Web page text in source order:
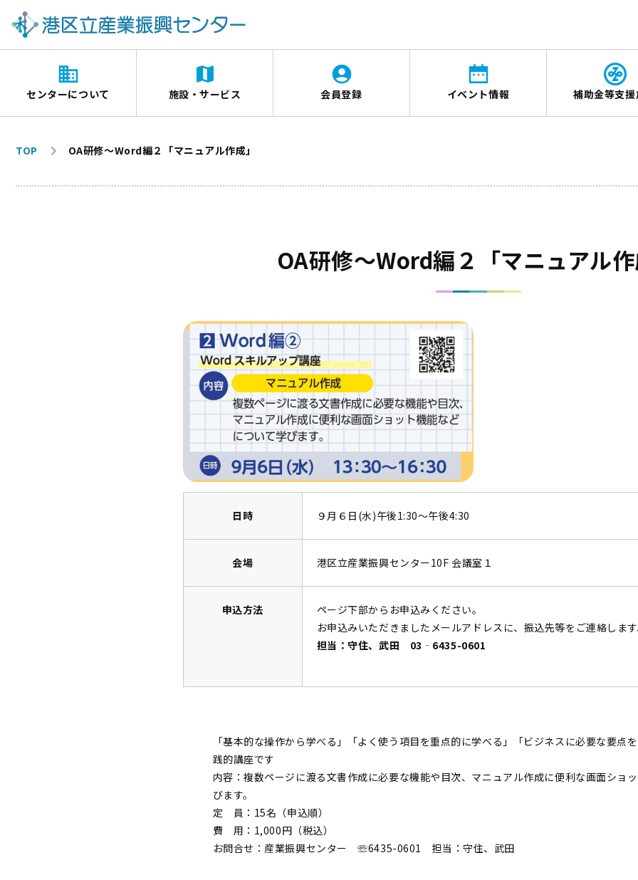
センターについて 施設・サービス 会員登録 イベント情報 補助金等支
TOP OA研修～Word編２「マニュアル作成」
OA研修～Word編２「マニュアル
日時 ９月６日(水)午後1:30～午後4:30
会場 港区立産業振興センター10F 会議室１
申込方法
ページ下部からお申込みください。
お申込みいただきましたメールアドレスに、振込先等をご連絡しま
担当：守住、武田 03‐6435-0601
「基本的な操作から学べる」「よく使う項目を重点的に学べる」「ビジネスに必要な要点
践的講座です
内容：複数ページに渡る文書作成に必要な機能や目次、マニュアル作成に便利な画面ショ
びます。
定 員：15名（申込順）
費 用：1,000円（税込）
お問合せ：産業振興センター ☏6435-0601 担当：守住、武田